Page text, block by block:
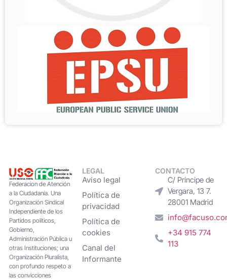
Federacion de Atención
a la Ciudadanía. Una
Organización Sindical
Independiente de los
Partidos políticos,
Gobierno,
Administración Pública u
otras Instituciones; una
Organización Pluralista,
con profundo respeto a
las convicciones
LEGAL
Aviso legal
Política de
privacidad
Política de
cookies
Canal del
Informante
CONTACTO
C/ Príncipe de
Vergara, 13 7.
28001 Madrid
+34 915 774
113